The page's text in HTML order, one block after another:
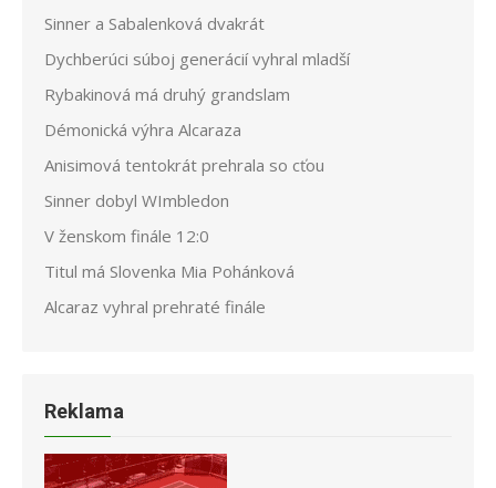
Sinner a Sabalenková dvakrát
Dychberúci súboj generácií vyhral mladší
Rybakinová má druhý grandslam
Démonická výhra Alcaraza
Anisimová tentokrát prehrala so cťou
Sinner dobyl WImbledon
V ženskom finále 12:0
Titul má Slovenka Mia Pohánková
Alcaraz vyhral prehraté finále
Reklama